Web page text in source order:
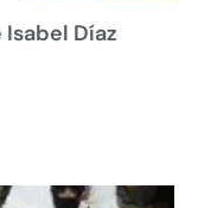
Díaz